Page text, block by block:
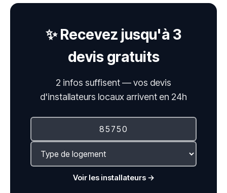
✨ Recevez jusqu'à 3
devis gratuits
2 infos suffisent — vos devis
d'installateurs locaux arrivent en 24h
Voir les installateurs →